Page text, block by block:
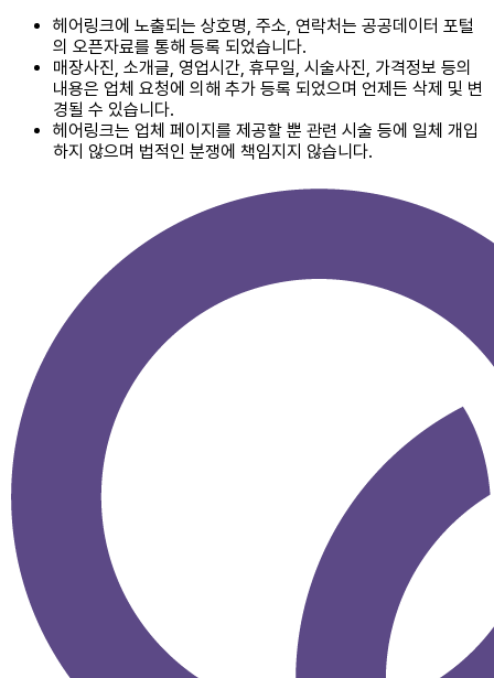
헤어링크에 노출되는 상호명, 주소, 연락처는 공공데이터 포털
의 오픈자료를 통해 등록 되었습니다.
매장사진, 소개글, 영업시간, 휴무일, 시술사진, 가격정보 등의
내용은 업체 요청에 의해 추가 등록 되었으며 언제든 삭제 및 변
경될 수 있습니다.
헤어링크는 업체 페이지를 제공할 뿐 관련 시술 등에 일체 개입
하지 않으며 법적인 분쟁에 책임지지 않습니다.